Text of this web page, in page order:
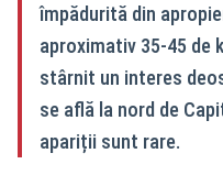
împădurită din
aproximativ 35-45 de
stârnit un interes
se află la nord de
apariții sunt rare.